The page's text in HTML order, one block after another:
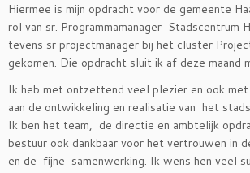
Hiermee is mijn opdracht voor de gemeente
rol van sr. Programmamanager Stadscentrum
tevens sr projectmanager bij het cluster
gekomen. Die opdracht sluit ik af deze
Ik heb met ontzettend veel plezier en ook
aan de ontwikkeling en realisatie van het
Ik ben het team, de directie en ambtelijk
bestuur ook dankbaar voor het vertrouwen in
en de fijne samenwerking. Ik wens hen veel